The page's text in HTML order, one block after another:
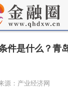
件是什么？青
源：产业经济网